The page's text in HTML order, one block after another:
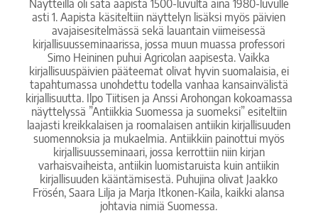
Näytteillä oli sata aapista 1500-luvulta aina 1980-luvulle
asti 1. Aapista käsiteltiin näyttelyn lisäksi myös päivien
avajaisesitelmässä sekä lauantain viimeisessä
kirjallisuusseminaarissa, jossa muun muassa professori
Simo Heininen puhui Agricolan aapisesta. Vaikka
kirjallisuuspäivien pääteemat olivat hyvin suomalaisia, ei
tapahtumassa unohdettu todella vanhaa kansainvälistä
kirjallisuutta. Ilpo Tiitisen ja Anssi Arohongan kokoamassa
näyttelyssä ”Antiikkia Suomessa ja suomeksi” esiteltiin
laajasti kreikkalaisen ja roomalaisen antiikin kirjallisuuden
suomennoksia ja mukaelmia. Antiikkiin painottui myös
kirjallisuusseminaari, jossa kerrottiin niin kirjan
varhaisvaiheista, antiikin luomistaruista kuin antiikin
kirjallisuuden kääntämisestä. Puhujina olivat Jaakko
Frösén, Saara Lilja ja Marja Itkonen-Kaila, kaikki alansa
johtavia nimiä Suomessa.